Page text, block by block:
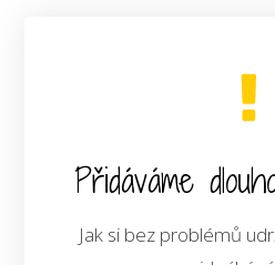
Přidáváme
Jak si bez problémů